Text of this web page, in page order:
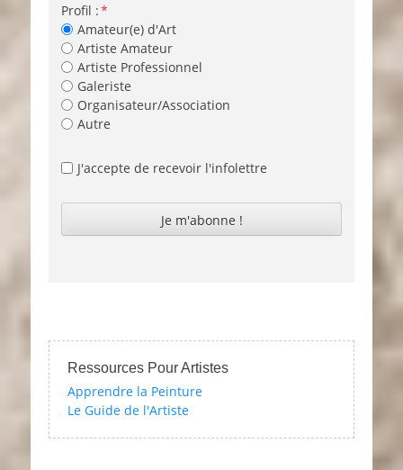
Profil :
Amateur(e) d'Art
Artiste Amateur
Artiste Professionnel
Galeriste
Organisateur/Association
Autre
J'accepte de recevoir l'infolettre
Ressources Pour Artistes
Apprendre la Peinture
Le Guide de l'Artiste